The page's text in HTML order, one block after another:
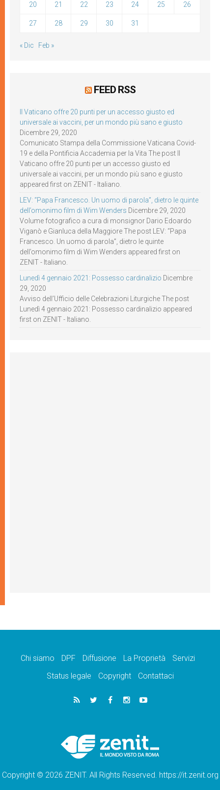
20 21 22 23 24 25 26
27 28 29 30 31
« Dic Feb »
FEED RSS
Il Vaticano offre 20 punti per un accesso giusto ed
universale ai vaccini, per un mondo più sano e giusto
Dicembre 29, 2020
Comunicato Stampa della Commissione Vaticana Covid-
19 e della Pontificia Accademia per la Vita The post Il
Vaticano offre 20 punti per un accesso giusto ed
universale ai vaccini, per un mondo più sano e giusto
appeared first on ZENIT - Italiano.
LEV: “Papa Francesco. Un uomo di parola”, dietro le quinte
dell’omonimo film di Wim Wenders Dicembre 29, 2020
Volume fotografico a cura di monsignor Dario Edoardo
Viganò e Gianluca della Maggiore The post LEV: “Papa
Francesco. Un uomo di parola”, dietro le quinte
dell’omonimo film di Wim Wenders appeared first on
ZENIT - Italiano.
Lunedì 4 gennaio 2021: Possesso cardinalizio Dicembre
29, 2020
Avviso dell’Ufficio delle Celebrazioni Liturgiche The post
Lunedì 4 gennaio 2021: Possesso cardinalizio appeared
first on ZENIT - Italiano.
Chi siamo DPF Diffusione La Proprietà
Servizi
Status legale
Copyright Contattaci
Copyright © 2026 ZENIT. All Rights Reserved. https://it.zenit.org